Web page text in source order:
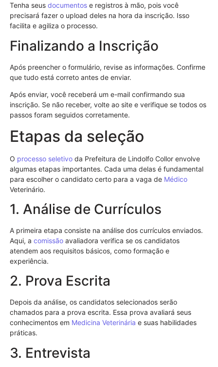
Tenha seus documentos e registros à mão, pois você
precisará fazer o upload deles na hora da inscrição. Isso
facilita e agiliza o processo.
Finalizando a Inscrição
Após preencher o formulário, revise as informações. Confirme
que tudo está correto antes de enviar.
Após enviar, você receberá um e-mail confirmando sua
inscrição. Se não receber, volte ao site e verifique se todos os
passos foram seguidos corretamente.
Etapas da seleção
O processo seletivo da Prefeitura de Lindolfo Collor envolve
algumas etapas importantes. Cada uma delas é fundamental
para escolher o candidato certo para a vaga de Médico
Veterinário.
1. Análise de Currículos
A primeira etapa consiste na análise dos currículos enviados.
Aqui, a comissão avaliadora verifica se os candidatos
atendem aos requisitos básicos, como formação e
experiência.
2. Prova Escrita
Depois da análise, os candidatos selecionados serão
chamados para a prova escrita. Essa prova avaliará seus
conhecimentos em Medicina Veterinária e suas habilidades
práticas.
3. Entrevista